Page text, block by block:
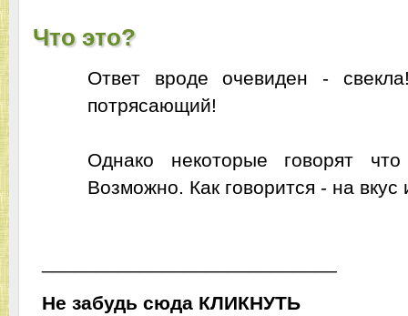
Что это?
Ответ вроде очевиден -
потрясающий!
Однако некоторые говорят
Возможно. Как говорится - на вкус
Не забудь сюда ЬТУНКИЛК